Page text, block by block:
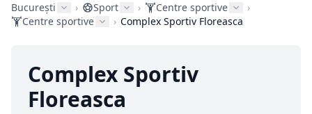
ofere posibilitatea firmel...
București › Sport › Centre sportive
›
Centre sportive
› Complex Sportiv Floreasca
Complex Sportiv
Floreasca